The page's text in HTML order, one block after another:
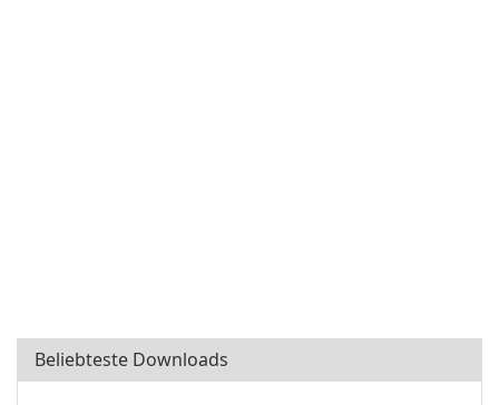
Beliebteste Downloads